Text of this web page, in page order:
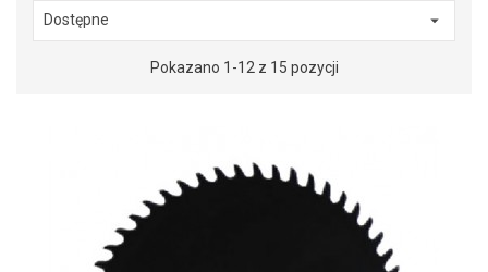
Dostępne 
Pokazano 1-12 z 15 pozycji